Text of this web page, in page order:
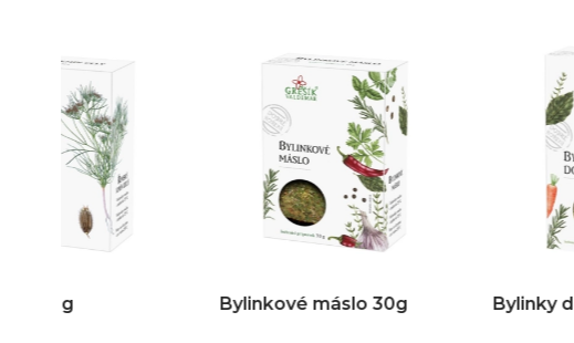
Bylinkové máslo 30g Bylinky do polévky 100g